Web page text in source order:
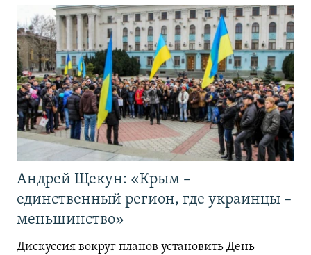
Андрей Щекун: «Крым –
единственный регион, где украинцы –
меньшинство»
Дискуссия вокруг планов установить День